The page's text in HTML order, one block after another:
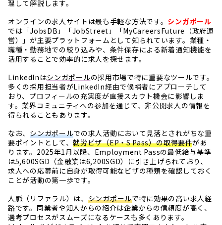
理して解説します。
オンラインの求人サイトは最も手軽な方法です。 シンガポール
では「JobsDB」「JobStreet」「MyCareersFuture（政府運
営）」が主要プラットフォームとして知られています。業種・
職種・勤務地での絞り込みや、条件保存による新着通知機能を
活用することで効率的に求人を探せます。
LinkedInはシンガポールの採用市場で特に重要なツールです。
多くの採用担当者がLinkedIn経由で候補者にアプローチして
おり、プロフィールの充実度が直接スカウト機会に影響しま
す。業界コミュニティへの参加を通じて、非公開求人の情報を
得られることもあります。
なお、シンガポールでの求人活動において見落とされがちな重
要ポイントとして、就労ビザ（EP・S Pass）の取得要件があ
ります。2025年1月以降、Employment Passの最低給与基準
は5,600SGD（金融業は6,200SGD）に引き上げられており、
求人への応募前に自身が取得可能なビザの種類を確認しておく
ことが活動の第一歩です。
人脈（リファラル）は、 シンガポールで特に効果の高い求人経
路です。同業者や知人からの紹介は企業からの信頼度が高く、
選考プロセスがスムーズになるケースも多くあります。